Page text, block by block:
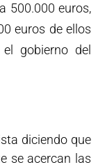
500.000 euros,
euros de ellos
gobierno del
diciendo que
se acercan las